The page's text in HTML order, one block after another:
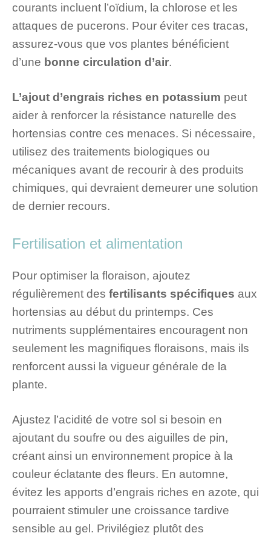
courants incluent l’oïdium, la chlorose et les
attaques de pucerons. Pour éviter ces tracas,
assurez-vous que vos plantes bénéficient
d’une bonne circulation d’air.
L’ajout d’engrais riches en potassium peut
aider à renforcer la résistance naturelle des
hortensias contre ces menaces. Si nécessaire,
utilisez des traitements biologiques ou
mécaniques avant de recourir à des produits
chimiques, qui devraient demeurer une solution
de dernier recours.
Fertilisation et alimentation
Pour optimiser la floraison, ajoutez
régulièrement des fertilisants spécifiques aux
hortensias au début du printemps. Ces
nutriments supplémentaires encouragent non
seulement les magnifiques floraisons, mais ils
renforcent aussi la vigueur générale de la
plante.
Ajustez l’acidité de votre sol si besoin en
ajoutant du soufre ou des aiguilles de pin,
créant ainsi un environnement propice à la
couleur éclatante des fleurs. En automne,
évitez les apports d’engrais riches en azote, qui
pourraient stimuler une croissance tardive
sensible au gel. Privilégiez plutôt des